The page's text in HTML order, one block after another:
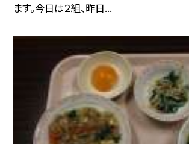
ます。今日は２組、昨日...